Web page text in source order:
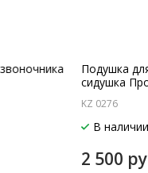
Подушка
сидушка
KZ 0276
В
2 500